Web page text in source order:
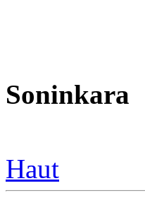
Soninkara
Haut